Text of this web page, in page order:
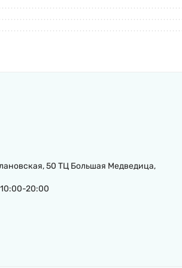
50 ТЦ Большая Медведица,
20:00